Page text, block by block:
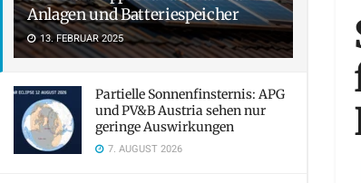
Anlagen und Batteriespeicher
13. FEBRUAR 2025
Partielle Sonnenfinsternis: APG
und PV&B Austria sehen nur
geringe Auswirkungen
7. AUGUST 2026